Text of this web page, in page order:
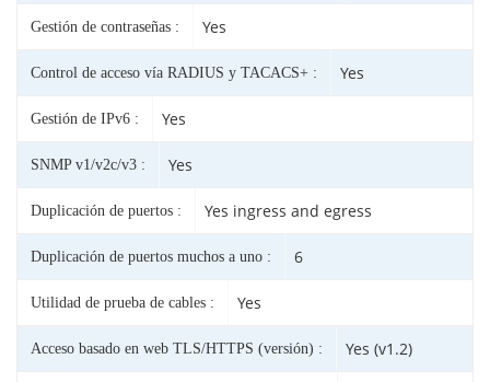
Gestión de contraseñas : Yes
Control de acceso vía RADIUS y TACACS+ : Yes
Gestión de IPv6 : Yes
SNMP v1/v2c/v3 : Yes
Duplicación de puertos : Yes ingress and egress
Duplicación de puertos muchos a uno : 6
Utilidad de prueba de cables : Yes
Acceso basado en web TLS/HTTPS (versión) : Yes (v1.2)